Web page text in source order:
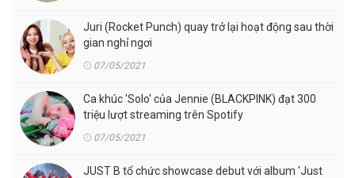
Juri (Rocket Punch) quay trở lại hoạt động sau thời
gian nghỉ ngơi
07/05/2021
Ca khúc 'Solo' của Jennie (BLACKPINK) đạt 300
triệu lượt streaming trên Spotify
07/05/2021
JUST B tổ chức showcase debut với album 'Just